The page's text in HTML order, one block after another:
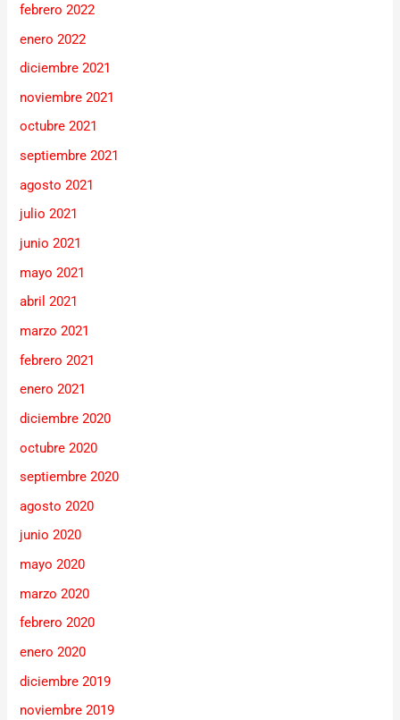
febrero 2022
enero 2022
diciembre 2021
noviembre 2021
octubre 2021
septiembre 2021
agosto 2021
julio 2021
junio 2021
mayo 2021
abril 2021
marzo 2021
febrero 2021
enero 2021
diciembre 2020
octubre 2020
septiembre 2020
agosto 2020
junio 2020
mayo 2020
marzo 2020
febrero 2020
enero 2020
diciembre 2019
noviembre 2019